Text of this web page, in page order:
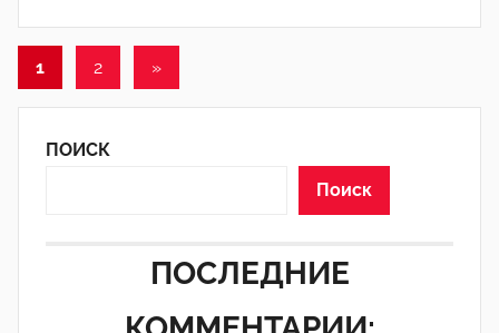
Пагинация
записей
1 2
Следующие
»
ПОИСК
Поиск
ПОСЛЕДНИЕ